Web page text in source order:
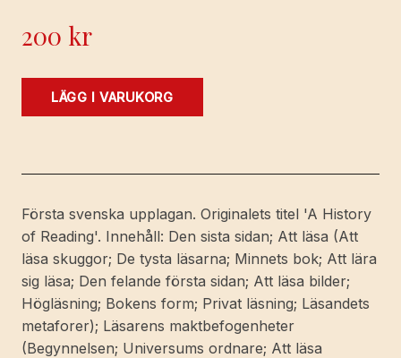
200 kr
Översättning:
Eklöf.
[Utg.
av]
Ordfront
Förlag.
mängd
LÄGG I VARUKORG
Första svenska upplagan. Originalets titel 'A History
of Reading'. Innehåll: Den sista sidan; Att läsa (Att
läsa skuggor; De tysta läsarna; Minnets bok; Att lära
sig läsa; Den felande första sidan; Att läsa bilder;
Högläsning; Bokens form; Privat läsning; Läsandets
metaforer); Läsarens maktbefogenheter
(Begynnelsen; Universums ordnare; Att läsa